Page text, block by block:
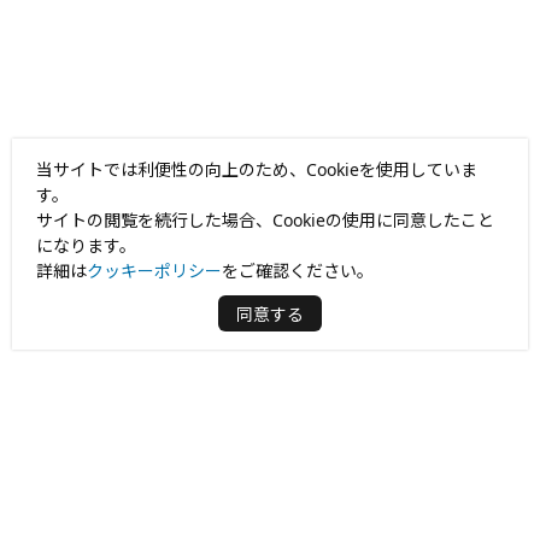
当サイトでは利便性の向上のため、Cookieを使用していま
す。
サイトの閲覧を続行した場合、Cookieの使用に同意したこと
になります。
詳細はクッキーポリシーをご確認ください。
同意する